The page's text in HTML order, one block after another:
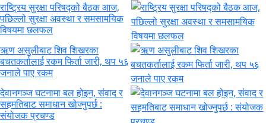
राष्ट्रिय सुरक्षा परिषद्को बैठक आज,
पछिल्लो सुरक्षा अवस्था र समसामयिक
विषयमा छलफल
ऋण असुलीबाट शिव शिखरका
बचतकर्तालाई रकम फिर्ता जारी, थप ५६
जनाले पाए रकम
देवानगञ्ज घटनामा बल होइन, संवाद र
सहमतिबाट समाधान खोज्नुपर्छ :
संयोजक प्रचण्ड